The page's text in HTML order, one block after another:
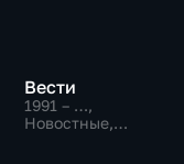
Вести
1991 – …,
Новостные,